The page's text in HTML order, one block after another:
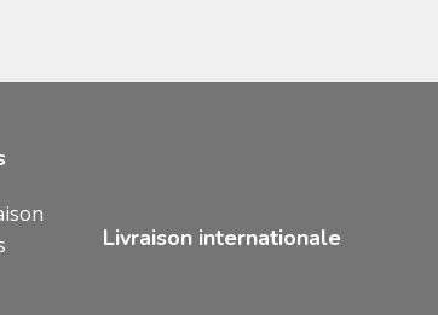
Livraison internationale